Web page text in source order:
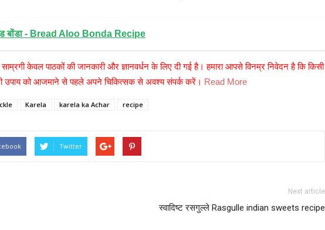
बोंडा - Bread Aloo Bonda Recipe
केवल पाठकों की जानकारी और ज्ञानवर्धन के लिए दी गई है। हमारा आपसे विनम्र निवेदन है कि किसी
उपाय को आजमाने से पहले अपने चिकित्सक से अवश्य संपर्क करें। Read More
Karela karela ka Achar recipe
Twitter
Next article
स्वादिष्ट रसगुल्ले Rasgulle indian sweets recipe